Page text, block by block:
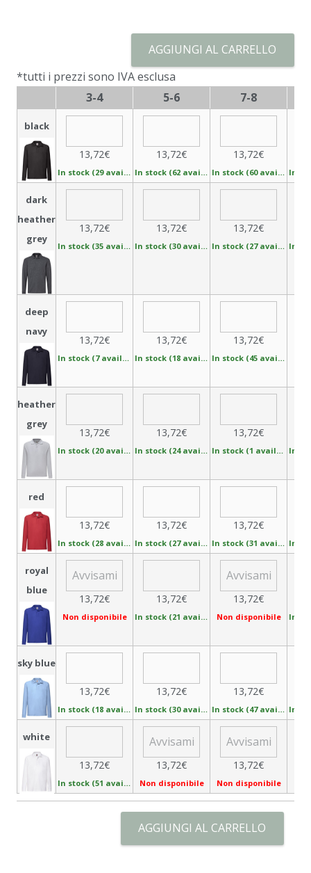
AGGIUNGI AL CARRELLO
*tutti i prezzi sono IVA esclusa
3-4
5-6 7-8
black
13,72€
In stock (29 available)
13,72€
In stock (62 available)
13,72€
In stock (60 available)
dark
heather
grey
13,72€
In stock (35 available)
13,72€
In stock (30 available)
13,72€
In stock (27 available)
deep
navy
13,72€
In stock (7 available)
13,72€
In stock (18 available)
13,72€
In stock (45 available)
heather
grey
13,72€
In stock (20 available)
13,72€
In stock (24 available)
13,72€
In stock (1 available)
red
13,72€
In stock (28 available)
13,72€
In stock (27 available)
13,72€
In stock (31 available)
royal
blue
13,72€
Non disponibile
13,72€
In stock (21 available)
13,72€
Non disponibile
sky blue
13,72€
In stock (18 available)
13,72€
In stock (30 available)
13,72€
In stock (47 available)
white
13,72€
In stock (51 available)
13,72€
Non disponibile
13,72€
Non disponibile
AGGIUNGI AL CARRELLO